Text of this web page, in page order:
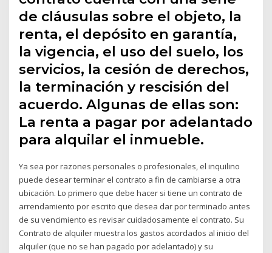
de cláusulas sobre el objeto, la
renta, el depósito en garantía,
la vigencia, el uso del suelo, los
servicios, la cesión de derechos,
la terminación y rescisión del
acuerdo. Algunas de ellas son:
La renta a pagar por adelantado
para alquilar el inmueble.
Ya sea por razones personales o profesionales, el inquilino
puede desear terminar el contrato a fin de cambiarse a otra
ubicación. Lo primero que debe hacer si tiene un contrato de
arrendamiento por escrito que desea dar por terminado antes
de su vencimiento es revisar cuidadosamente el contrato. Su
Contrato de alquiler muestra los gastos acordados al inicio del
alquiler (que no se han pagado por adelantado) y su